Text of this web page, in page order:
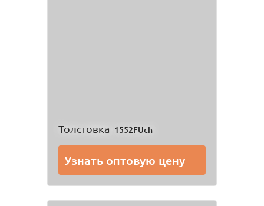
Толстовка 1552FUch
Узнать оптовую цену